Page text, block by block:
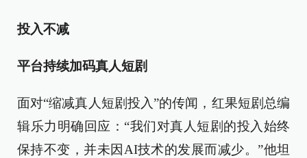
投入不减
平台持续加码真人短剧
面对“缩减真人短剧投入”的传闻，红果短剧总编
辑乐力明确回应：“我们对真人短剧的投入始终
保持不变，并未因AI技术的发展而减少。”他坦